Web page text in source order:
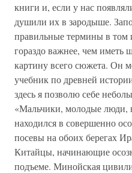
книги и, если у нас
душили их в зародыше.
правильные термины в том
гораздо важнее, чем
картину всего сюжета. Он
учебник по древней
здесь я позволю себе
«Мальчики, молодые люди,
находился в совершенно
посевы на обоих берегах
Китайцы, начинающие
подъеме. Минойская